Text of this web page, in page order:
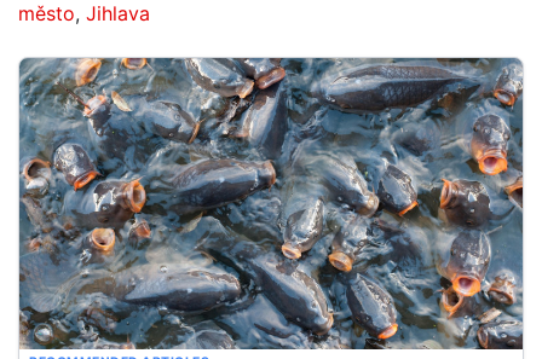
město, Jihlava